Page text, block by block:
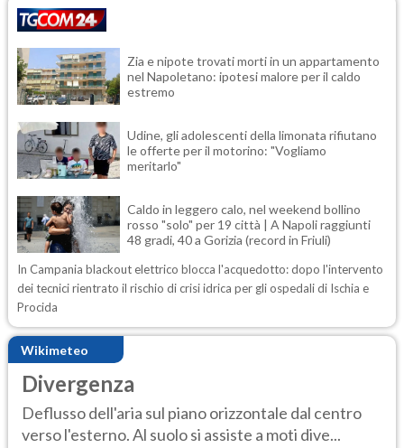
Zia e nipote trovati morti in un appartamento
nel Napoletano: ipotesi malore per il caldo
estremo
Udine, gli adolescenti della limonata rifiutano
le offerte per il motorino: "Vogliamo
meritarlo"
Caldo in leggero calo, nel weekend bollino
rosso "solo" per 19 città | A Napoli raggiunti
48 gradi, 40 a Gorizia (record in Friuli)
In Campania blackout elettrico blocca l'acquedotto: dopo l'intervento
dei tecnici rientrato il rischio di crisi idrica per gli ospedali di Ischia e
Procida
Wikimeteo
Divergenza
Deflusso dell'aria sul piano orizzontale dal centro
verso l'esterno. Al suolo si assiste a moti dive...